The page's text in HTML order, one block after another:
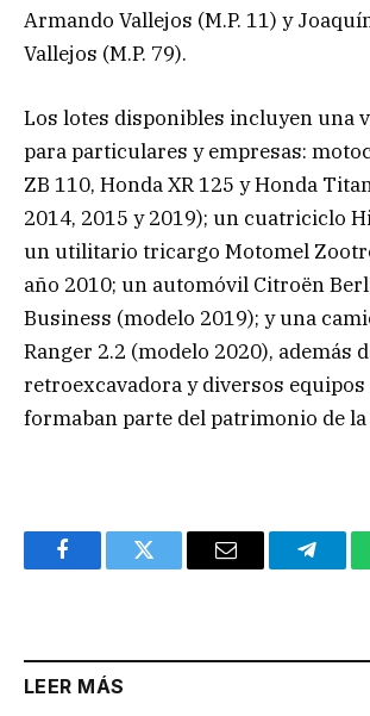
Armando Vallejos (M.P. 11) y
Vallejos (M.P. 79).
Los lotes disponibles incluyen una
para particulares y empresas:
ZB 110, Honda XR 125 y Honda
2014, 2015 y 2019); un cuatriciclo
un utilitario tricargo Motomel
año 2010; un automóvil Citroën
Business (modelo 2019); y una
Ranger 2.2 (modelo 2020), además
retroexcavadora y diversos equipos
formaban parte del patrimonio de la
FacebookTwitter Email
LEER MÁS